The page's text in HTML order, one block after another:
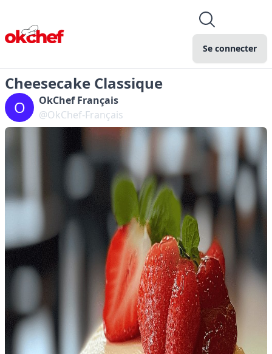
Se connecter
Cheesecake Classique
O
OkChef Français
@OkChef-Français